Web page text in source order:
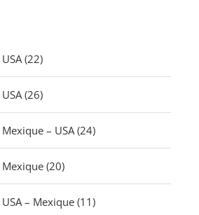
(22)
(26)
– USA (24)
(20)
– Mexique (11)